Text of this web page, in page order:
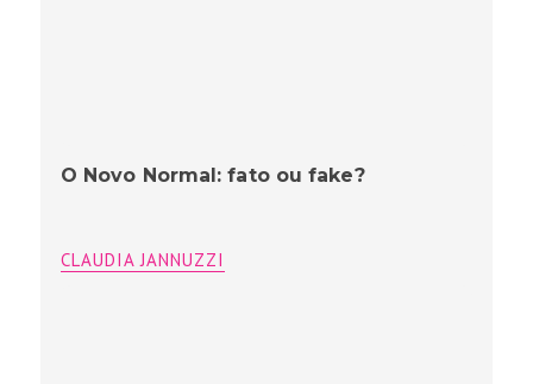
O Novo Normal: fato ou fake?
CLAUDIA JANNUZZI